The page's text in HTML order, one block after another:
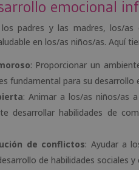
emocional
padres y las madres, los/as
en los/as niños/as. Aquí
: Proporcionar un
fundamental para su desarrollo
: Animar a los/as niños/as
desarrollar habilidades de
de conflictos: Ayudar a
de habilidades sociales